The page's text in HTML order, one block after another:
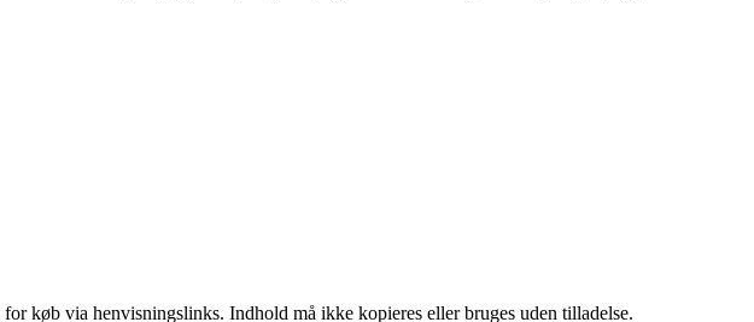
køb via henvisningslinks. Indhold må ikke kopieres eller bruges uden tilladelse.